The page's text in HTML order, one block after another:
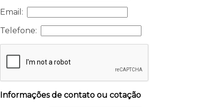
Email:
Telefone:
Informações de contato ou cotação